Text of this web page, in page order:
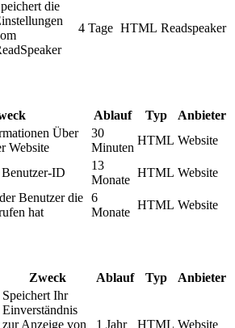
die
4 Tage HTML Readspeaker
Ablauf Typ
Anbieter
Über
Website
30
Minuten
HTML Website
Benutzer-ID
13
Monate
HTML Website
Benutzer die
hat
6
Monate
HTML Website
Zweck Ablauf Typ Anbieter
Speichert Ihr
Einverständnis
zur Anzeige von
1 Jahr HTML Website